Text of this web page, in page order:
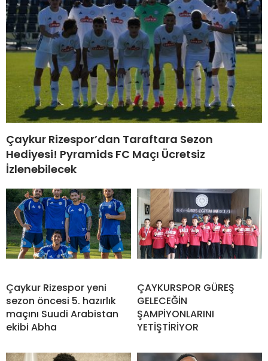
Çaykur Rizespor’dan Taraftara Sezon
Hediyesi! Pyramids FC Maçı Ücretsiz
İzlenebilecek
Çaykur Rizespor yeni
sezon öncesi 5. hazırlık
maçını Suudi Arabistan
ekibi Abha
ÇAYKURSPOR GÜREŞ
GELECEĞİN
ŞAMPİYONLARINI
YETİŞTİRİYOR